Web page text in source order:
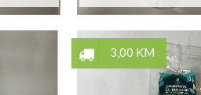
3,00 KM